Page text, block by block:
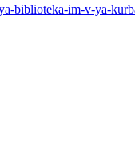
biblioteka-im-v-ya-